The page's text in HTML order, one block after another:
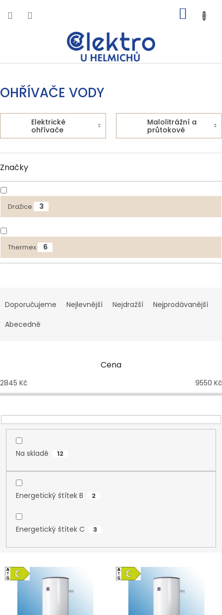
na
KOŠÍK
OHŘÍVAČE VODY
Elektrické
ohřívače
Malolitrážní a
průtokové
Značky
Dražice 3
Thermex 6
a
e
o
d
k
t
Doporučujeme Nejlevnější Nejdražší
Nejprodávanější
Abecedně
Cena
2845 Kč 9550 Kč
Na skladě 12
Energetický štítek B 2
Energetický štítek C 3
V